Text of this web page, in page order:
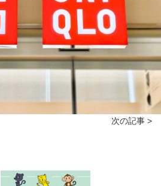
次の記事 >